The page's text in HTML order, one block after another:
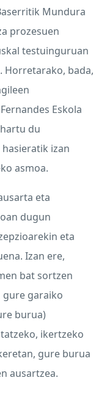
Mundura
prozesuen
testuinguruan
bada,
Eskola
du
izan
asmoa.
eta
dugun
eta
Izan ere,
bat sortzen
gure garaiko
burua)
ikertzeko
gure burua
ausartzea.